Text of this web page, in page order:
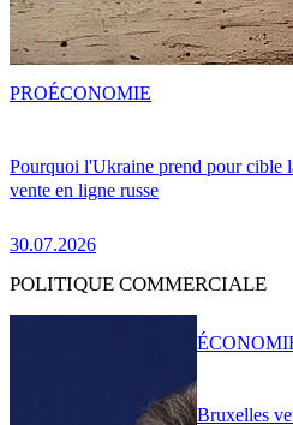
Pourquoi l'Ukraine prend pour cible
vente en ligne russe
30.07.2026
PROÉCONOMIE
POLITIQUE COMMERCIALE
Bruxelles